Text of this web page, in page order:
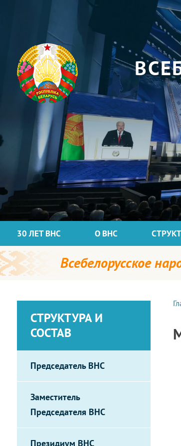
30 ЛЕТ ВНС О ВНС
Всебелорусское
СТРУКТУРА И
СОСТАВ
Председатель ВНС
Заместитель
Председателя ВНС
Президиум ВНС